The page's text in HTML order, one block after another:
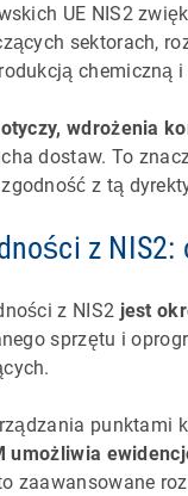
UE NIS2
sektorach,
chemiczną
wdrożenia
dostaw. To
z tą
z
z NIS2 jest
sprzętu i
punktami
umożliwia
zaawansowane